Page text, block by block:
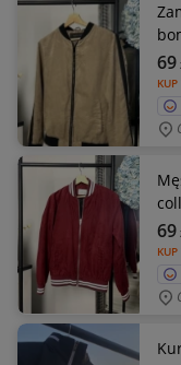
69
69